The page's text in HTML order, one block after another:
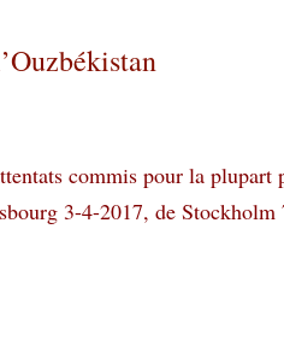
commis pour la plupart
3-4-2017, de Stockholm